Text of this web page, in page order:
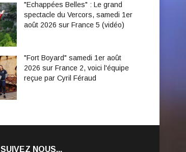
"Echappées Belles" : Le grand
spectacle du Vercors, samedi 1er
août 2026 sur France 5 (vidéo)
"Fort Boyard" samedi 1er août
2026 sur France 2, voici l'équipe
reçue par Cyril Féraud
SUIVEZ NOUS...